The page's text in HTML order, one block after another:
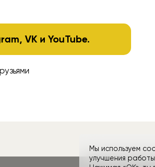
,VK иYouTube.
Мы используем
улучшения